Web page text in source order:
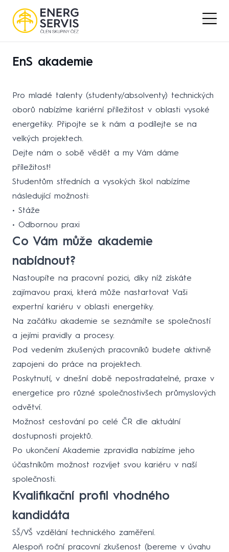
EnS akademie
Pro mladé talenty (studenty/absolventy) technických
oborů nabízíme kariérní příležitost v oblasti vysoké
energetiky. Připojte se k nám a podílejte se na
velkých projektech.
Dejte nám o sobě vědět a my Vám dáme
příležitost!
Studentům středních a vysokých škol nabízíme
následující možnosti:
• Stáže
• Odbornou praxi
Co Vám může akademie
nabídnout?
Nastoupíte na pracovní pozici, díky níž získáte
zajímavou praxi, která může nastartovat Vaši
expertní kariéru v oblasti energetiky.
Na začátku akademie se seznámíte se společností
a jejími pravidly a procesy.
Pod vedením zkušených pracovníků budete aktivně
zapojeni do práce na projektech.
Poskytnutí, v dnešní době nepostradatelné, praxe v
energetice pro různé společnostivšech průmyslových
odvětví.
Možnost cestování po celé ČR dle aktuální
dostupnosti projektů.
Po ukončení Akademie zpravidla nabízíme jeho
účastníkům možnost rozvíjet svou kariéru v naší
společnosti.
Kvalifikační profil vhodného
kandidáta
SŠ/VŠ vzdělání technického zaměření.
Alespoň roční pracovní zkušenost (bereme v úvahu